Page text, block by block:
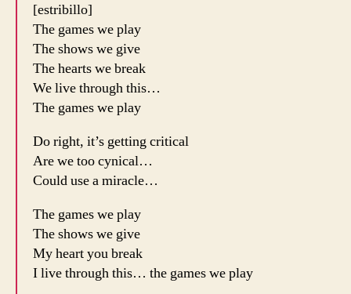
[estribillo]
The games we play
The shows we give
The hearts we break
We live through this…
The games we play
Do right, it’s getting critical
Are we too cynical…
Could use a miracle…
The games we play
The shows we give
My heart you break
I live through this… the games we play